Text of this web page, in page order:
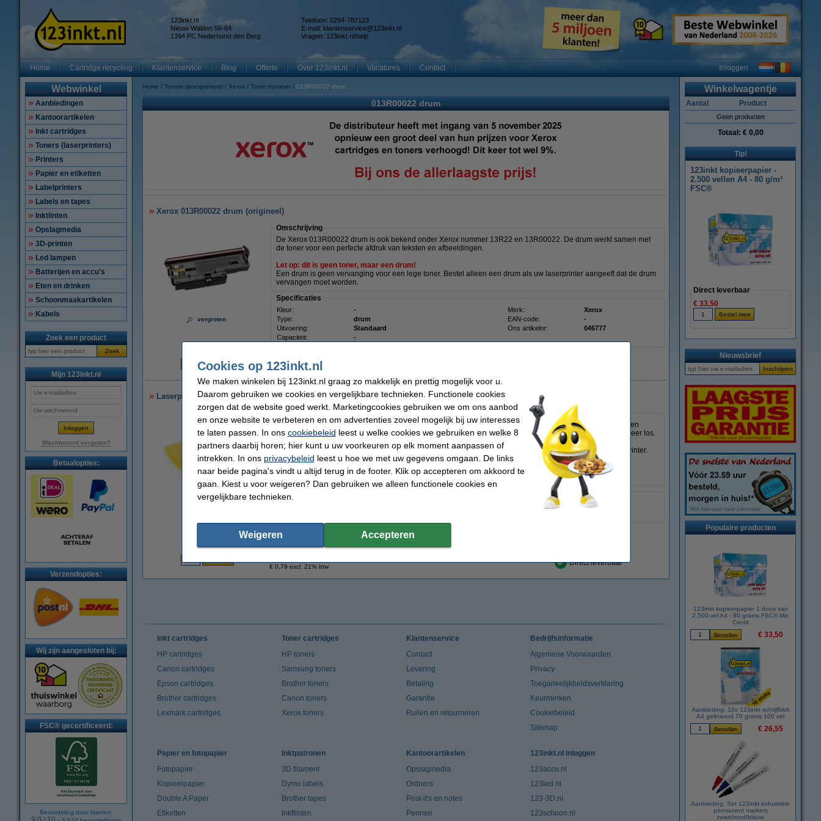
123inkt.nl
Nieuw Walden 56-64
1394 PC Nederhorst den Berg
Telefoon: 0294-787123
E-mail: klantenservice@123inkt.nl
Vragen: 123inkt.nl/help
Home Cartridge recycling Klantenservice Blog Offerte Over 123inkt.nl Vacatures Contact Inloggen
Webwinkel
Aanbiedingen
Kantoorartikelen
Inkt cartridges
Toners (laserprinters)
Printers
Papier en etiketten
Labelprinters
Labels en tapes
Inktlinten
Opslagmedia
3D-printen
Led lampen
Batterijen en accu's
Eten en drinken
Schoonmaakartikelen
Kabels
Zoek een product
Zoek
Mijn 123inkt.nl
Wachtwoord vergeten?
Betaalopties:
Verzendopties:
Wij zijn aangesloten bij:
FSC® gecertificeerd:
Beoordeling door klanten:
Home Toners (laserprinters) Xerox Toner nummer 013R00022 drum
013R00022 drum
Xerox 013R00022 drum (origineel)
vergroten
Omschrijving
De Xerox 013R00022 drum is ook bekend onder Xerox nummer 13R22 en 13R00022. De drum werkt samen met
de toner voor een perfecte afdruk van teksten en afbeeldingen.
Let op: dit is geen toner, maar een drum!
Een drum is geen vervanging voor een lege toner. Bestel alleen een drum als uw laserprinter aangeeft dat de drum
vervangen moet worden.
Specificaties
Kleur: - Merk:
Xerox
Type:
drum EAN-code:
-
Uitvoering:
Standaard Ons artikelnr:
046777
Capaciteit:
-
€ 347,50
€ 287,19 excl. 21% btw
Laserprinter reinigingsdoek
Omschrijving
Deze tonerdoek trekt tonerpoeder als een magneet aan en houdt het in de vezels vast. In tegenstelling tot een
gewone stofdoek, die het poeder alleen verspreidt of zelfs doet opwaaien, laat deze doek het poeder niet meer los.
Zelfs de kleinste tonerdeeltjes blijven plakken. Voorkom dat het lastig te verwijderen poeder op uw handen
terechtkomt. De tonerlap kan ook worden gebruikt voor het schoonmaken van de binnenkant van de laserprinter.
Voor het beste resultaat dient u de doek voor gebruik in beide richtingen op te rekken.
Let op: laat de doek niet in aanraking komen met de drum
Specificaties
geel
€ 0,79 excl. 21% btw Direct leverbaar
Winkelwagentje
Aantal Product
Geen producten
Totaal: € 0,00
Tip!
123inkt kopieerpapier -
2.500 vellen A4 - 80 g/m²
FSC®
Direct leverbaar
€ 33,50
Nieuwsbrief
Populaire producten
123inkt kopieerpapier 1 doos van
2.500 vel A4 - 80 grams FSC® Mix
Credit
€ 33,50
Aanbieding: 10x 123inkt schrijfblok
A4 gelinieerd 70 grams 100 vel
€ 26,55
Aanbieding: Set 123inkt industriële
permanent markers
zwart/rood/blauw
Inkt cartridges
HP cartridges
Canon cartridges
Epson cartridges
Brother cartridges
Lexmark cartridges
Toner cartridges
HP toners
Samsung toners
Brother toners
Canon toners
Xerox toners
Klantenservice
Contact
Levering
Betaling
Garantie
Ruilen en retourneren
Bedrijfsinformatie
Algemene Voorwaarden
Privacy
Toegankelijkheidsverklaring
Keurmerken
Cookiebeleid
Sitemap
Papier en fotopapier
Fotopapier
Kopieerpapier
Double A Paper
Etiketten
Inktpatronen
3D filament
Dymo labels
Brother tapes
Inktlinten
Kantoorartikelen
Opslagmedia
Ordners
Post-it's en notes
Pennen
123inkt.nl inloggen
123accu.nl
123led.nl
123-3D.nl
123schoon.nl
Cookies op 123inkt.nl
We maken winkelen bij 123inkt.nl graag zo makkelijk en prettig mogelijk voor u.
Daarom gebruiken we cookies en vergelijkbare technieken. Functionele cookies
zorgen dat de website goed werkt. Marketingcookies gebruiken we om ons aanbod
en onze website te verbeteren en om advertenties zoveel mogelijk bij uw interesses
te laten passen. In ons cookiebeleid leest u welke cookies we gebruiken en welke 8
partners daarbij horen; hier kunt u uw voorkeuren op elk moment aanpassen of
intrekken. In ons privacybeleid leest u hoe we met uw gegevens omgaan. De links
naar beide pagina's vindt u altijd terug in de footer. Klik op accepteren om akkoord te
gaan. Kiest u voor weigeren? Dan gebruiken we alleen functionele cookies en
vergelijkbare technieken.
Weigeren Accepteren